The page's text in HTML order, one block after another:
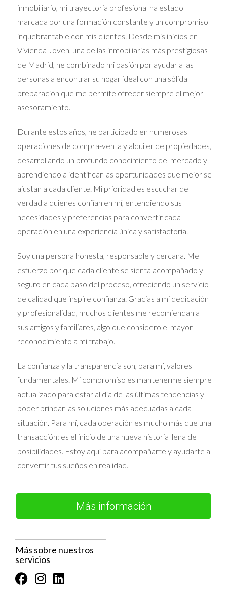
En la Comunidad de Madrid, elImpuesto de Sucesiones
tiene bonificaciones que pueden reducir
significativamente su coste. Se debe presentar y pagar
dentro de los seis meses siguientes al fallecimiento.
Además, es necesario liquidar laplusvalía municipal
impuesto que grava el incremento del valor del suelo
urbano. Este pago también tiene plazos y bonificaciones.
Paso 4: Inscripción en el Registro de la
Propiedad
Una vez aceptada la herencia y pagados los impuestos, la
vivienda debe inscribirse a nombre de los herederos en
el Registro de la Propiedad. Para ello, es necesario
presentar:
Certificados de defunción y últimas voluntades.
Paso 5: Decidir el Destino del Inmueble
Los herederos deben decidir si desean:
Mantener la propiedad
Venderla(lo que implica la gestión de la venta y
pago de impuestos sobre la ganancia patrimonial).
Paso 6: Venta del Inmueble Heredado
Si se decide vender, hay que seguir estos pasos:
Tasación de la vivienda: Para determinar su valor
de mercado.
Gestiones legales: Reunir documentos como la
escritura de herencia y certificación registral.
través de inmobiliaria o subasta.
Firma ante notario y pago de impuestos
elImpuesto sobre la Renta de las Personas Físicas
inmobiliario, mi trayectoria profesional ha estado
marcada por una formación constante y un compromiso
inquebrantable con mis clientes. Desde mis inicios en
Vivienda Joven, una de las inmobiliarias más prestigiosas
de Madrid, he combinado mi pasión por ayudar a las
personas a encontrar su hogar ideal con una sólida
preparación que me permite ofrecer siempre el mejor
asesoramiento.
Durante estos años, he participado en numerosas
operaciones de compra-venta y alquiler de propiedades,
desarrollando un profundo conocimiento del mercado y
aprendiendo a identificar las oportunidades que mejor se
ajustan a cada cliente. Mi prioridad es escuchar de
verdad a quienes confían en mí, entendiendo sus
necesidades y preferencias para convertir cada
operación en una experiencia única y satisfactoria.
Soy una persona honesta, responsable y cercana. Me
esfuerzo por que cada cliente se sienta acompañado y
seguro en cada paso del proceso, ofreciendo un servicio
de calidad que inspire confianza. Gracias a mi dedicación
y profesionalidad, muchos clientes me recomiendan a
sus amigos y familiares, algo que considero el mayor
reconocimiento a mi trabajo.
La confianza y la transparencia son, para mí, valores
fundamentales. Mi compromiso es mantenerme siempre
actualizado para estar al día de las últimas tendencias y
poder brindar las soluciones más adecuadas a cada
situación. Para mí, cada operación es mucho más que una
transacción: es el inicio de una nueva historia llena de
posibilidades. Estoy aquí para acompañarte y ayudarte a
convertir tus sueños en realidad.
Más información
Más sobre nuestros
servicios